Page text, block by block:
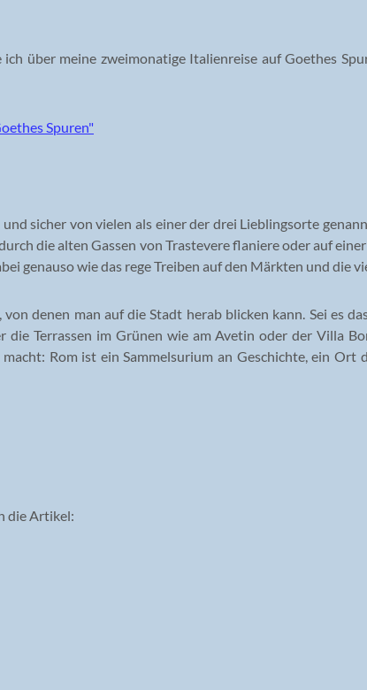
über meine zweimonatige Italienreise auf Goethes
sicher von vielen als einer der drei Lieblingsorte
die alten Gassen von Trastevere flaniere oder auf
genauso wie das rege Treiben auf den Märkten und die
denen man auf die Stadt herab blicken kann. Sei es
Terrassen im Grünen wie am Avetin oder der Villa
Rom ist ein Sammelsurium an Geschichte, ein Ort
die Artikel: